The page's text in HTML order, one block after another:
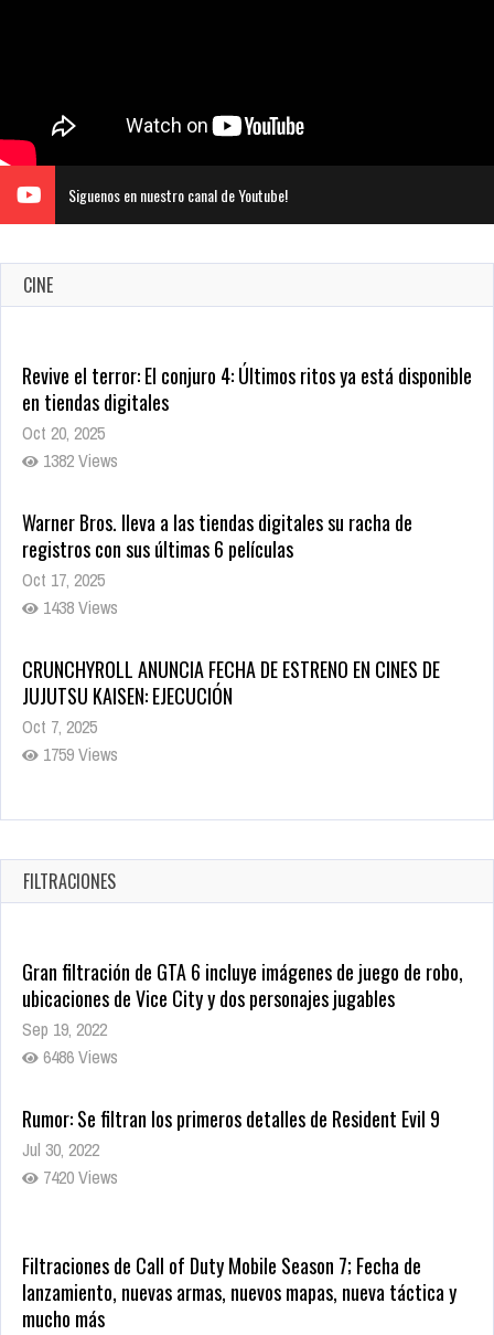
Siguenos en nuestro canal de Youtube!
CINE
Revive el terror: El conjuro 4: Últimos ritos ya está disponible
en tiendas digitales
Oct 20, 2025
1382 Views
Warner Bros. lleva a las tiendas digitales su racha de
registros con sus últimas 6 películas
Oct 17, 2025
1438 Views
CRUNCHYROLL ANUNCIA FECHA DE ESTRENO EN CINES DE
JUJUTSU KAISEN: EJECUCIÓN
Oct 7, 2025
1759 Views
5 Películas de Terror Basadas en la Vida Real que te Helarán
Oct 22, 2025
1340 Views
FILTRACIONES
Gran filtración de GTA 6 incluye imágenes de juego de robo,
ubicaciones de Vice City y dos personajes jugables
Sep 19, 2022
6486 Views
Rumor: Se filtran los primeros detalles de Resident Evil 9
Jul 30, 2022
7420 Views
Filtraciones de Call of Duty Mobile Season 7; Fecha de
lanzamiento, nuevas armas, nuevos mapas, nueva táctica y
mucho más